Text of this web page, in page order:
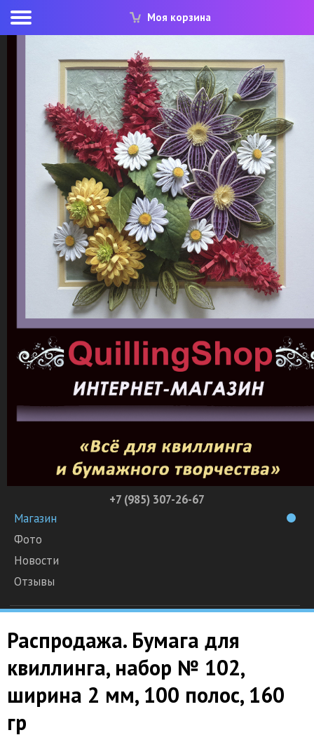
Моя корзина
+7 (985) 307-26-67
Магазин
Фото
Новости
Отзывы
Распродажа. Бумага для
квиллинга, набор № 102,
ширина 2 мм, 100 полос, 160
гр